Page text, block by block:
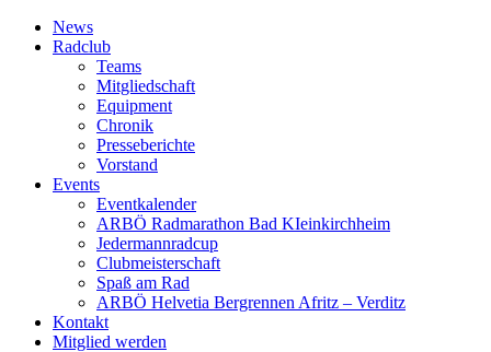
News
Radclub
Teams
Mitgliedschaft
Equipment
Chronik
Presseberichte
Vorstand
Events
Eventkalender
ARBÖ Radmarathon Bad KIeinkirchheim
Jedermannradcup
Clubmeisterschaft
Spaß am Rad
ARBÖ Helvetia Bergrennen Afritz – Verditz
Kontakt
Mitglied werden